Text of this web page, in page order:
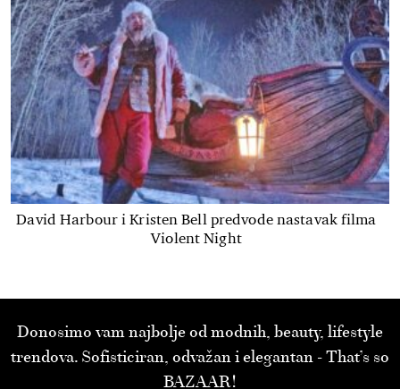
David Harbour i Kristen Bell predvode nastavak filma
Violent Night
Donosimo vam najbolje od modnih, beauty, lifestyle
trendova. Sofisticiran, odvažan i elegantan - That’s so
BAZAAR!